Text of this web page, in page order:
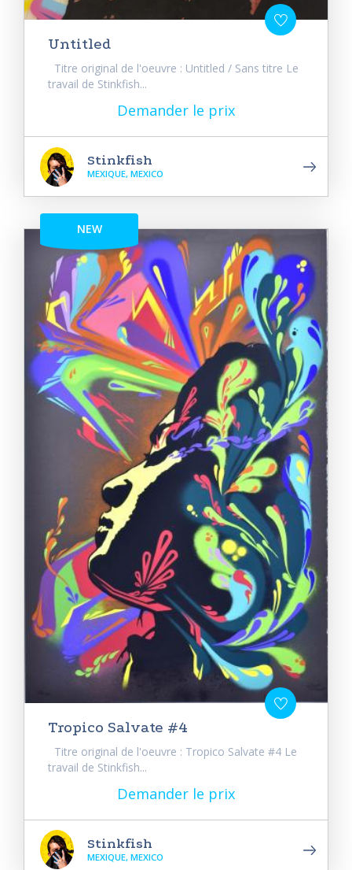
Untitled
Titre original de l'oeuvre : Untitled / Sans titre Le
travail de Stinkfish...
Demander le prix
Stinkfish
MEXIQUE, MEXICO
NEW
Tropico Salvate #4
Titre original de l'oeuvre : Tropico Salvate #4 Le
travail de Stinkfish...
Demander le prix
Stinkfish
MEXIQUE, MEXICO